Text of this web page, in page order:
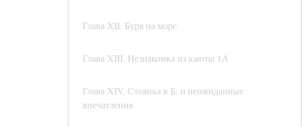
Глава XII. Буря на море
Глава XIII. Незнакомка из каюты 1А
Глава XIV. Стоянка в Б. и неожиданные
впечатления